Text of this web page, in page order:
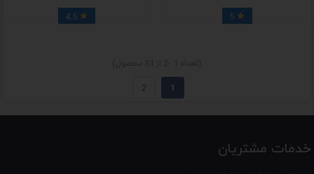

5

1
2
خدمات مشتریان